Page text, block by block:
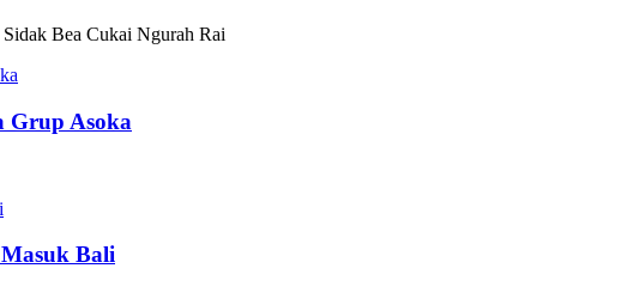
Bea Cukai Ngurah Rai
Grup Asoka
Bali